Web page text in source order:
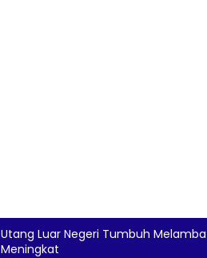
Utang Luar Negeri Tumbuh
Meningkat